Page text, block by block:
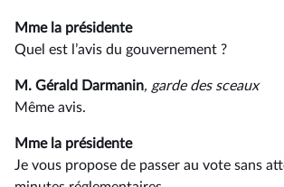
Mme la présidente
Quel est l’avis du gouvernement ?
M. Gérald Darmanin, garde des sceaux
Même avis.
Mme la présidente
Je vous propose de passer au vote sans